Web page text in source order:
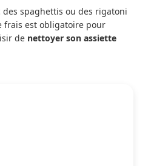
des spaghettis ou des rigatoni
frais est obligatoire pour
de nettoyer son assiette